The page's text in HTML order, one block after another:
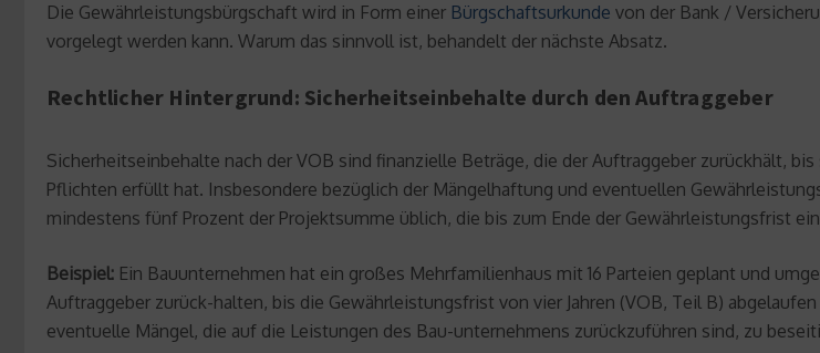
Die Gewährleistungsbürgschaft wird in Form einer Bürgschaftsurkunde von der Bank /
vorgelegt werden kann. Warum das sinnvoll ist, behandelt der nächste Absatz.
Rechtlicher Hintergrund: Sicherheitseinbehalte durch den Auftraggeber
Sicherheitseinbehalte nach der VOB sind finanzielle Beträge, die der Auftraggeber zurückhält,
Pflichten erfüllt hat. Insbesondere bezüglich der Mängelhaftung und eventuellen
mindestens fünf Prozent der Projektsumme üblich, die bis zum Ende der Gewährleistungsfrist
Beispiel: Ein Bauunternehmen hat ein großes Mehrfamilienhaus mit 16 Parteien geplant und
Auftraggeber zurück-halten, bis die Gewährleistungsfrist von vier Jahren (VOB, Teil B)
eventuelle Mängel, die auf die Leistungen des Bau-unternehmens zurückzuführen sind, zu